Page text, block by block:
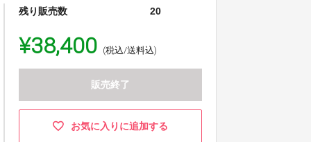
残り販売数 20
¥38,400 (税込/送料込)
販売終了
お気に入りに追加する